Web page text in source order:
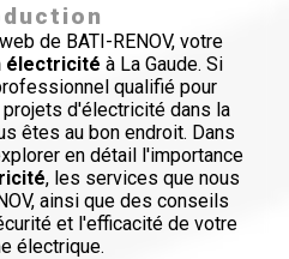
de BATI-RENOV, votre
électricité à La Gaude. Si
qualifié pour
d'électricité dans la
êtes au bon endroit. Dans
en détail l'importance
, les services que nous
ainsi que des conseils
et l'efficacité de votre
électrique.